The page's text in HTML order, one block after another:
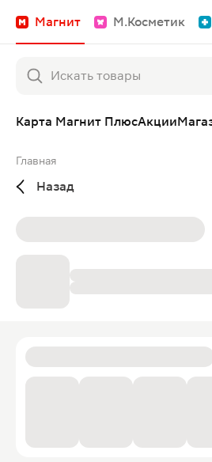
Магнит М.Косметик
Карта Магнит ПлюсАкции
Главная
Назад